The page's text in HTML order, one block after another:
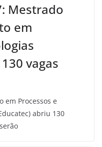
Mestrado
em
vagas
em Processos e
abriu 130